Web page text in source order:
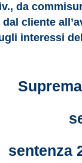
da
cliente
interessi
sentenza